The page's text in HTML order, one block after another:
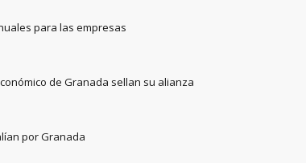
para las empresas
de Granada sellan su alianza
por Granada